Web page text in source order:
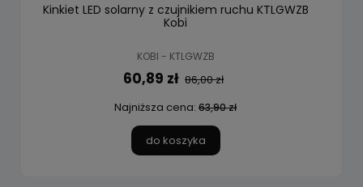
Kinkiet LED solarny z czujnikiem ruchu KTLGWZB
Kobi
KOBI - KTLGWZB
60,89 zł 86,00 zł
Najniższa cena: 63,90 zł
do koszyka